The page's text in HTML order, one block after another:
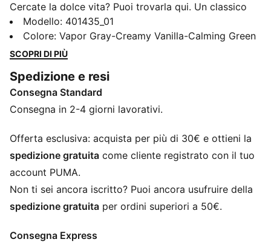
Cercate la dolce vita? Puoi trovarla qui. Un classico
degli anni '80, la Palermo, è tornata e più bella che
mai, rivitalizzata come Palermo Moda. Vestita o meno,
questa sneaker dal profilo basso darà il tocco finale a
DETTAGLI
Tomaia in nabuk sintetico
Rivestimento della tomaia, occhiello, linguetta del
Linguetta e fodera in materiale sintetico
Stampa di ispirazione animale su PUMA Formstrip
Loghi PUMA
Modello: 401435_01
Colore: Vapor Gray-Creamy Vanilla-Calming Green
SCOPRI DI PIÙ
Spedizione e resi
Consegna Standard
Consegna in 2-4 giorni lavorativi.
Offerta esclusiva: acquista per più di 30€ e ottieni la
spedizione gratuita come cliente registrato con il tuo
account PUMA.
Non ti sei ancora iscritto? Puoi ancora usufruire della
spedizione gratuita per ordini superiori a 50€.
Consegna Express